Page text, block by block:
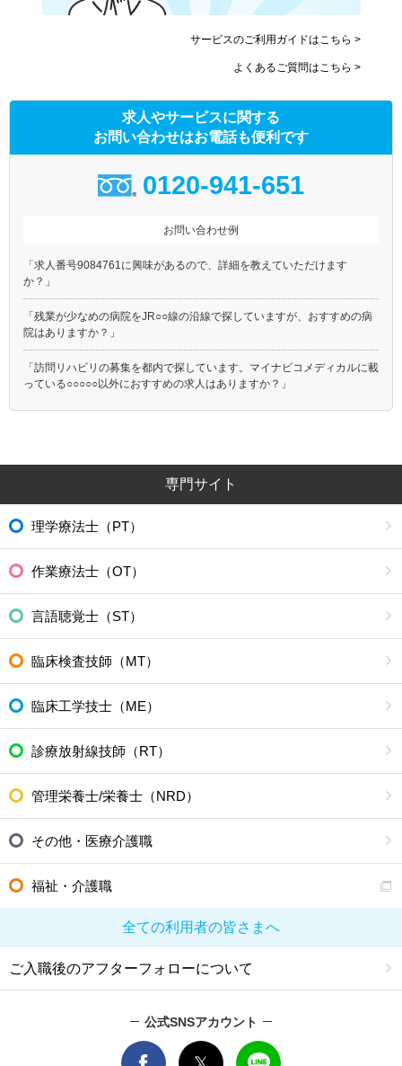
サービスのご利用ガイドはこちら >
よくあるご質問はこちら >
求人やサービスに関する
お問い合わせはお電話も便利です
0120-941-651
お問い合わせ例
「求人番号9084761に興味があるので、詳細を教えていただけます
か？」
「残業が少なめの病院をJR○○線の沿線で探していますが、おすすめの病
院はありますか？」
「訪問リハビリの募集を都内で探しています。マイナビコメディカルに載
っている○○○○○以外におすすめの求人はありますか？」
専門サイト
理学療法士（PT）
作業療法士（OT）
言語聴覚士（ST）
臨床検査技師（MT）
臨床工学技士（ME）
診療放射線技師（RT）
管理栄養士/栄養士（NRD）
その他・医療介護職
福祉・介護職
全ての利用者の皆さまへ
ご入職後のアフターフォローについて
公式SNSアカウント